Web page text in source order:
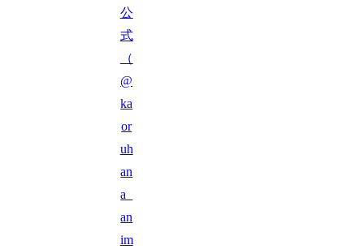
公
式
（
@
ka
or
uh
an
a_
an
im